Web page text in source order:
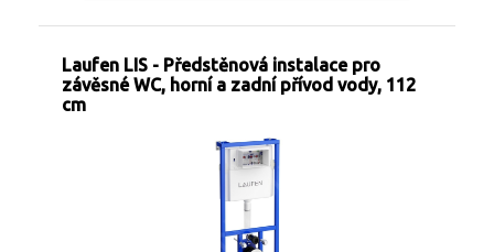
Laufen LIS - Předstěnová instalace pro
závěsné WC, horní a zadní přívod vody, 112
cm